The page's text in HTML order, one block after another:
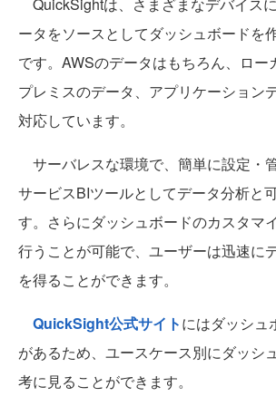
ータをソースとしてダッシュボードを
です。AWSのデータはもちろん、ロー
プレミスのデータ、アプリケーション
対応しています。
サーバレスな環境で、簡単に設定・
サービスBIツールとしてデータ分析と
す。さらにダッシュボードのカスタマ
行うことが可能で、ユーザーは迅速に
を得ることができます。
QuickSight公式サイトにはダッシュ
があるため、ユースケース別にダッシ
考に見ることができます。